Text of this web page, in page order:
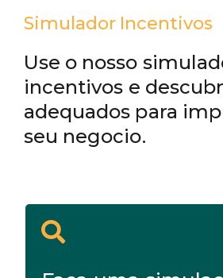
Simulador Incentivos
Use o nosso
incentivos e
adequados para
seu negocio.